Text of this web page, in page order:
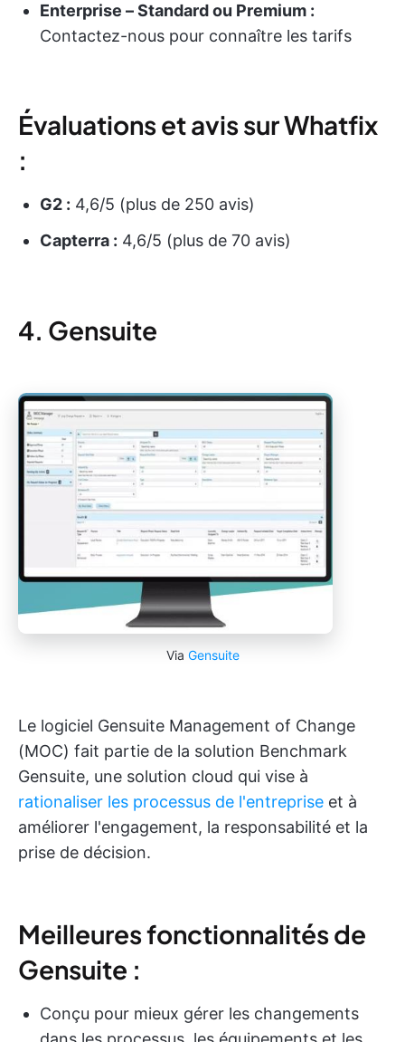
Enterprise – Standard ou Premium :
Contactez-nous pour connaître les tarifs
Évaluations et avis sur Whatfix
:
G2 : 4,6/5 (plus de 250 avis)
Capterra : 4,6/5 (plus de 70 avis)
4. Gensuite
Via Gensuite
Le logiciel Gensuite Management of Change
(MOC) fait partie de la solution Benchmark
Gensuite, une solution cloud qui vise à
rationaliser les processus de l'entreprise et à
améliorer l'engagement, la responsabilité et la
prise de décision.
Meilleures fonctionnalités de
Gensuite :
Conçu pour mieux gérer les changements